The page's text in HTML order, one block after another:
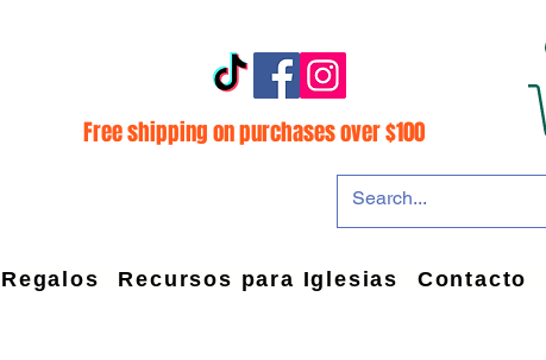
Free shipping on purchases over $100
Regalos Recursos para Iglesias Contacto